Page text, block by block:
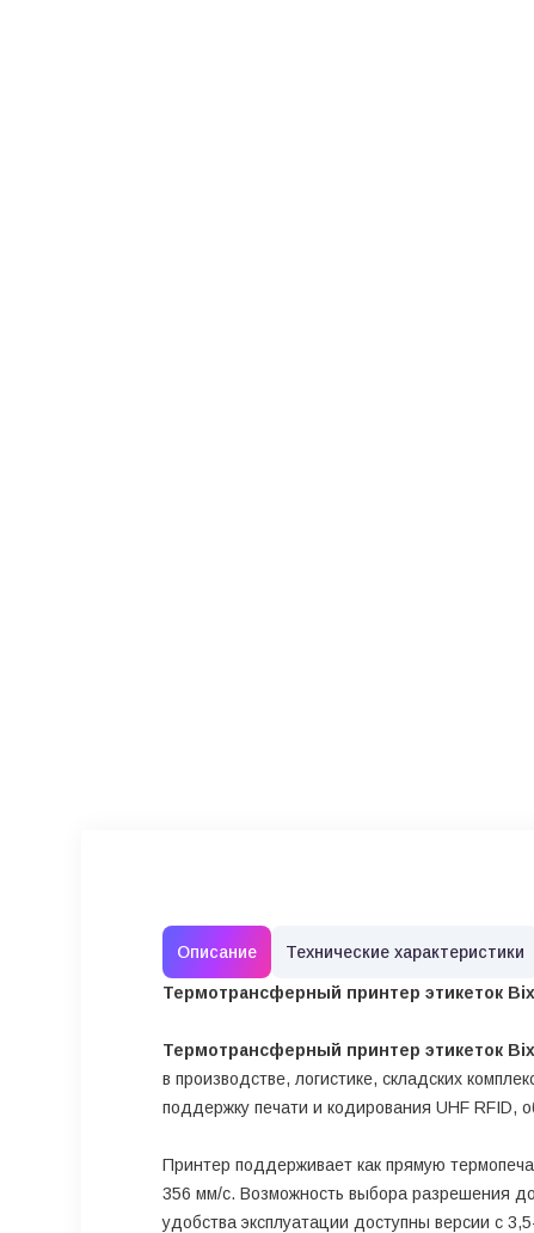
Описание Технические характеристики
Термотрансферный принтер этикеток
Термотрансферный принтер этикеток
в производстве, логистике, складских
поддержку печати и кодирования UHF
Принтер поддерживает как прямую
356 мм/с. Возможность выбора разрешения
удобства эксплуатации доступны версии с